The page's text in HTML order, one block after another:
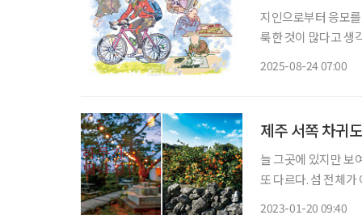
지인으로부터 응모
룩한 것이 많다고 생
2025-08-24 07:00
제주 서쪽 차귀
늘 그곳에 있지만 보
또 다르다. 섬 전체가
2023-01-20 09:40